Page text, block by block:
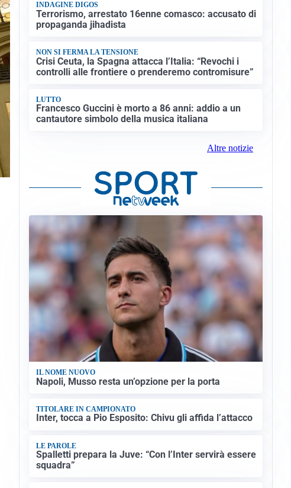
INDAGINE DIGOS
Terrorismo, arrestato 16enne comasco: accusato di
propaganda jihadista
NON SI FERMA LA TENSIONE
Crisi Ceuta, la Spagna attacca l’Italia: “Revochi i
controlli alle frontiere o prenderemo contromisure”
LUTTO
Francesco Guccini è morto a 86 anni: addio a un
cantautore simbolo della musica italiana
Altre notizie
IL NOME NUOVO
Napoli, Musso resta un’opzione per la porta
TITOLARE IN CAMPIONATO
Inter, tocca a Pio Esposito: Chivu gli affida l’attacco
LE PAROLE
Spalletti prepara la Juve: “Con l’Inter servirà essere
squadra”